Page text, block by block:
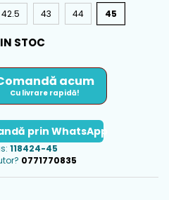
42.5 43 44 45
IN STOC
acum
Cu livrare rapidă!
prin WhatsApp
118424-45
0771770835